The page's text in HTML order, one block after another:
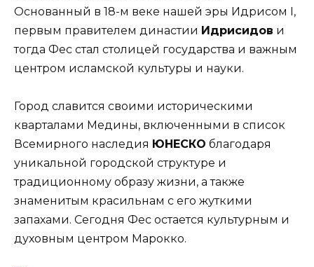
Основанный в 18-м веке нашей эры Идрисом I,
первым правителем династии Идрисидов и
тогда Фес стал столицей государства и важным
центром исламской культуры и науки.
Город славится своими историческими
кварталами Медины, включенными в список
Всемирного наследия ЮНЕСКО благодаря
уникальной городской структуре и
традиционному образу жизни, а также
знаменитым красильнам с его жуткими
запахами. Сегодня Фес остается культурным и
духовным центром Марокко.